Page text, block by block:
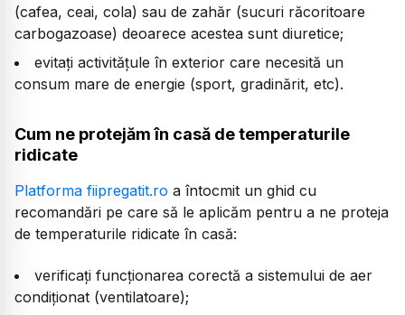
(cafea, ceai, cola) sau de zahăr (sucuri răcoritoare
carbogazoase) deoarece acestea sunt diuretice;
evitați activitățule în exterior care necesită un
consum mare de energie (sport, gradinărit, etc).
Cum ne protejăm în casă de temperaturile
ridicate
Platforma fiipregatit.ro a întocmit un ghid cu
recomandări pe care să le aplicăm pentru a ne proteja
de temperaturile ridicate în casă:
verificați funcţionarea corectă a sistemului de aer
condiţionat (ventilatoare);